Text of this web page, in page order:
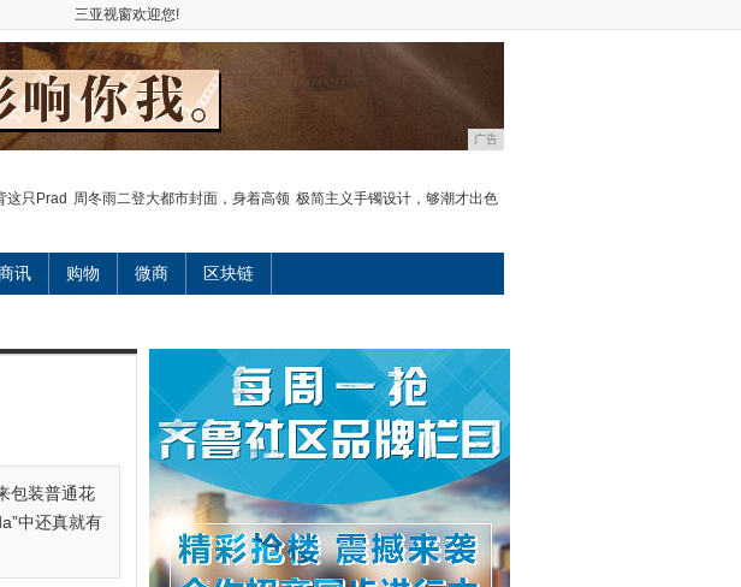
三亚视窗欢迎您!
广告
这只Prad 周冬雨二登大都市封面，身着高领 极简主义手镯设计，够潮才出色
讯 购物 微商 区块链
包装普通花
中还真就有